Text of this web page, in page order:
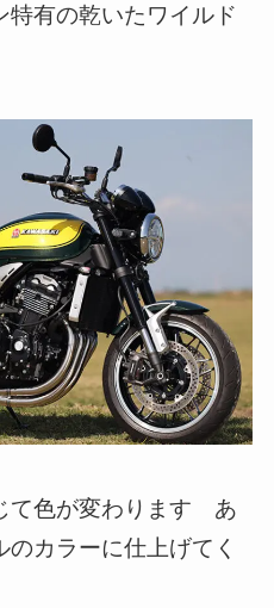
特有の乾いたワイルド
て色が変わります あ
カラーに仕上げてく